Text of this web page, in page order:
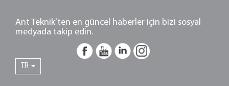
Ant Teknik’ten en güncel haberler için bizi sosyal
medyada takip edin.
TR